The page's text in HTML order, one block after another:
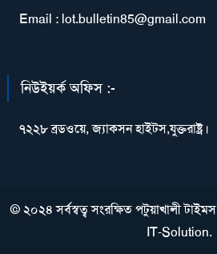
Email : lot.bulletin85@gmail.com
নিউইয়র্ক অফিস :-
৭২২৮ ব্রডওয়ে, জ্যাকসন হাইটস,যুক্তরাষ্ট্র।
© ২০২৪ সর্বস্বত্ব সংরক্ষিত পটুয়াখালী টাইমস
IT-Solution.